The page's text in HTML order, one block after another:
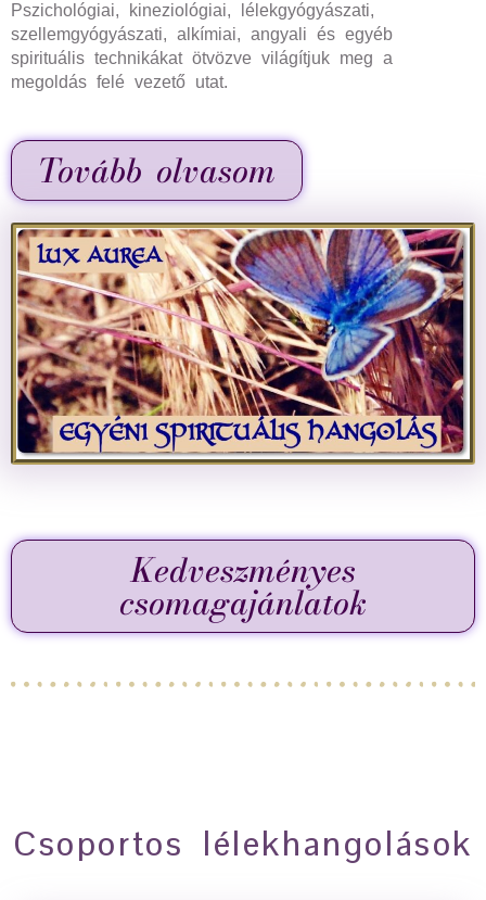
Pszichológiai, kineziológiai, lélekgyógyászati,
szellemgyógyászati, alkímiai, angyali és egyéb
spirituális technikákat ötvözve világítjuk meg a
megoldás felé vezető utat.
Tovább olvasom
Kedveszményes
csomagajánlatok
Csoportos lélekhangolások